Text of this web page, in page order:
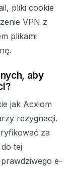
pliki cookie
VPN z
plikami
aby
jak Acxiom
rezygnacji.
za
tej
e-